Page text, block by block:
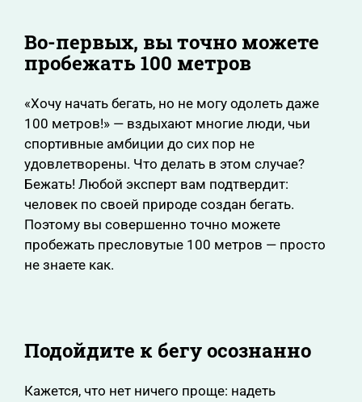
Во-первых, вы точно можете
пробежать 100 метров
«Хочу начать бегать, но не могу одолеть даже
100 метров!» — вздыхают многие люди, чьи
спортивные амбиции до сих пор не
удовлетворены. Что делать в этом случае?
Бежать! Любой эксперт вам подтвердит:
человек по своей природе создан бегать.
Поэтому вы совершенно точно можете
пробежать пресловутые 100 метров — просто
не знаете как.
Подойдите к бегу осознанно
Кажется, что нет ничего проще: надеть